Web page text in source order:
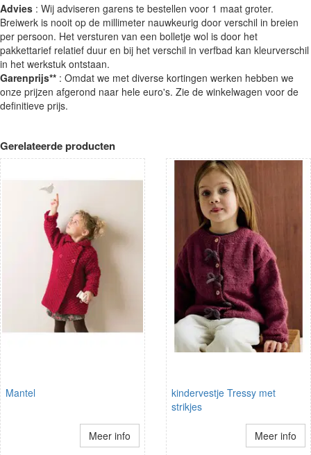
Advies : Wij adviseren garens te bestellen voor 1 maat groter.
Breiwerk is nooit op de millimeter nauwkeurig door verschil in breien
per persoon. Het versturen van een bolletje wol is door het
pakkettarief relatief duur en bij het verschil in verfbad kan kleurverschil
in het werkstuk ontstaan.
Garenprijs** : Omdat we met diverse kortingen werken hebben we
onze prijzen afgerond naar hele euro's. Zie de winkelwagen voor de
definitieve prijs.
Gerelateerde producten
Mantel
Meer info
kindervestje Tressy met
strikjes
Meer info